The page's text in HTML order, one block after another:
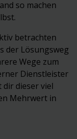
so machen
betrachten
der Lösungsweg
Wege zum
Dienstleister
dir dieser viel
Mehrwert in